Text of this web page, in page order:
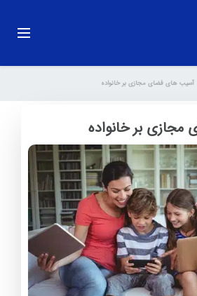
آسیب های فضای مجازی بر خانواده
بر خانواده